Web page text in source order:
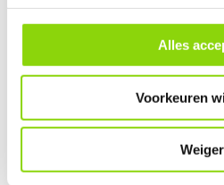
andere websites. In onze
alle cookies. Je kunt je gegeven
door in de footer van onze website te
Alles
Voorkeuren
Energie-efficiëntieklasse
F
Energie-efficiëntieschaal
A tot G
Energieverbruik (HDR) per
1000 uur
22 kWu
1000 uur
18 kWu